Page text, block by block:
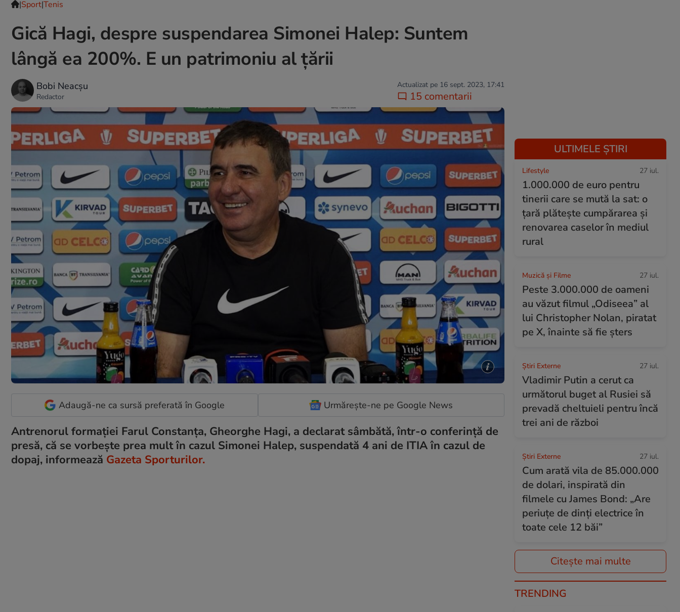
|Sport|Tenis
Gică Hagi, despre suspendarea Simonei Halep: Suntem
lângă ea 200%. E un patrimoniu al ţării
Bobi Neacșu
Redactor
Actualizat pe 16 sept. 2023, 17:41
15 comentarii
Adaugă-ne ca sursă preferată în Google Urmărește-ne pe Google News
Antrenorul formaţiei Farul Constanţa, Gheorghe Hagi, a declarat sâmbătă, într-o conferinţă de
presă, că se vorbeşte prea mult în cazul Simonei Halep, suspendată 4 ani de ITIA în cazul de
dopaj, informează Gazeta Sporturilor.
ULTIMELE ȘTIRI
Lifestyle 27 iul.
1.000.000 de euro pentru
tinerii care se mută la sat: o
țară plătește cumpărarea și
renovarea caselor în mediul
rural
Muzică și Filme 27 iul.
Peste 3.000.000 de oameni
au văzut filmul „Odiseea” al
lui Christopher Nolan, piratat
pe X, înainte să fie șters
Știri Externe 27 iul.
Vladimir Putin a cerut ca
următorul buget al Rusiei să
prevadă cheltuieli pentru încă
trei ani de război
Știri Externe 27 iul.
Cum arată vila de 85.000.000
de dolari, inspirată din
filmele cu James Bond: „Are
periuțe de dinți electrice în
toate cele 12 băi”
Citește mai multe
TRENDING